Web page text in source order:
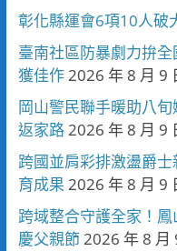
彰化縣運會6項10人破
臺南社區防暴劇力拚
獲佳作 2026 年 8 月 9
岡山警民聯手暖助八
返家路 2026 年 8 月 9
跨國並肩彩排激盪爵
育成果 2026 年 8 月 9
跨域整合守護全家！
慶父親節 2026 年 8 月